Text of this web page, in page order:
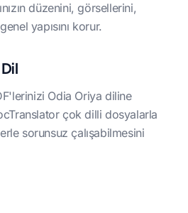
düzenini, görsellerini,
yapısını korur.
Odia Oriya diline
çok dilli dosyalarla
sorunsuz çalışabilmesini